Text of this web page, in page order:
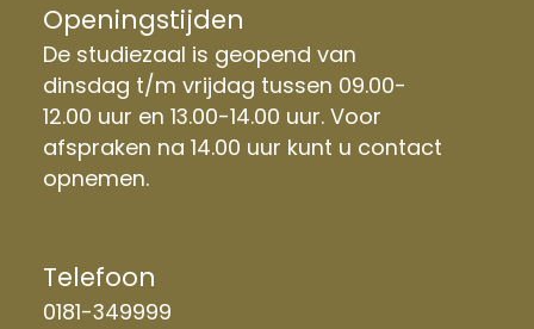
Openingstijden
De studiezaal is geopend van
dinsdag t/m vrijdag tussen 09.00-
12.00 uur en 13.00-14.00 uur. Voor
afspraken na 14.00 uur kunt u contact
opnemen.
Telefoon
0181-349999